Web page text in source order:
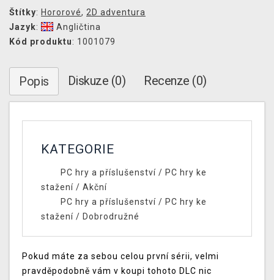
Štítky: Hororové, 2D adventura
Jazyk:
Angličtina
Kód produktu: 1001079
Popis Diskuze (0) Recenze (0)
KATEGORIE
PC hry a příslušenství/ PC hry ke
stažení / Akční
PC hry a příslušenství/ PC hry ke
stažení / Dobrodružné
Pokud máte za sebou celou první sérii, velmi
pravděpodobně vám v koupi tohoto DLC nic